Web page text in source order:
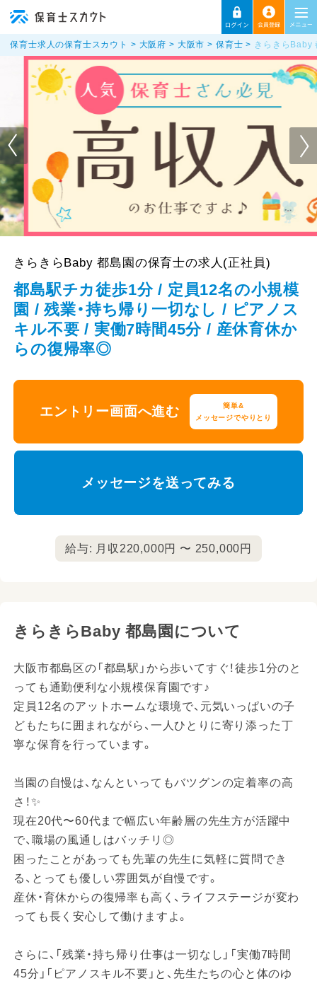
保育士求人の保育士スカウト 大阪府 大阪市 保育士 きらきらBaby
きらきらBaby 都島園の保育士の求人(正社員)
都島駅チカ徒歩1分 / 定員12名の小規模
園 / 残業・持ち帰り一切なし / ピアノス
キル不要 / 実働7時間45分 / 産休育休か
らの復帰率◎
エントリー画面へ進む
簡単&
メッセージでやりとり
メッセージを送ってみる
給与: 月収220,000円 〜 250,000円
きらきらBaby 都島園について
大阪市都島区の「都島駅」から歩いてすぐ！徒歩1分のと
っても通勤便利な小規模保育園です♪
定員12名のアットホームな環境で、元気いっぱいの子
どもたちに囲まれながら、一人ひとりに寄り添った丁
寧な保育を行っています。
当園の自慢は、なんといってもバツグンの定着率の高
さ！✨
現在20代〜60代まで幅広い年齢層の先生方が活躍中
で、職場の風通しはバッチリ◎
困ったことがあっても先輩の先生に気軽に質問でき
る、とっても優しい雰囲気が自慢です。
産休・育休からの復帰率も高く、ライフステージが変わ
っても長く安心して働けますよ。
さらに、「残業・持ち帰り仕事は一切なし」「実働7時間
45分」「ピアノスキル不要」と、先生たちの心と体のゆ